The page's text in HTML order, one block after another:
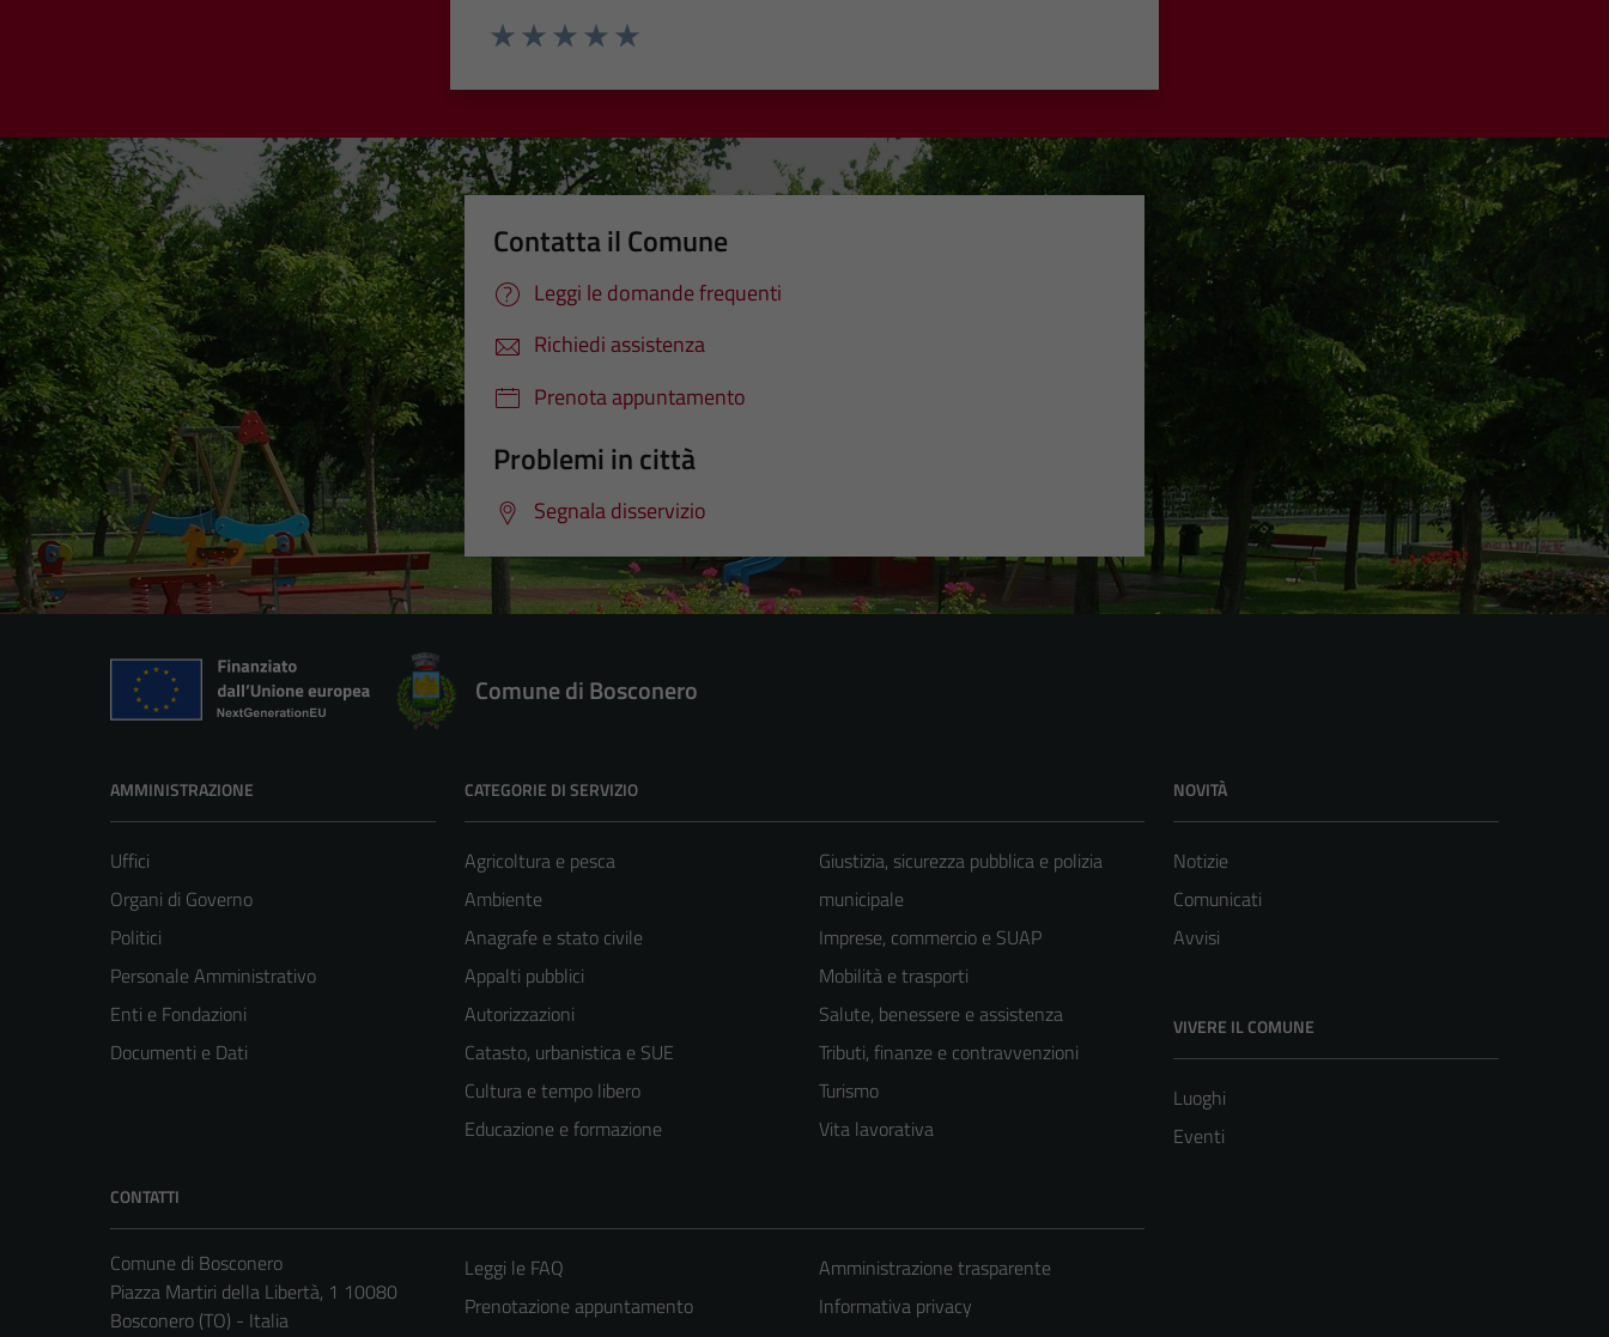
Contatta il Comune
Leggi le domande frequenti
Richiedi assistenza
Prenota appuntamento
Problemi in città
Segnala disservizio
Comune di Bosconero
AMMINISTRAZIONE
Uffici
Organi di Governo
Politici
Personale Amministrativo
Enti e Fondazioni
Documenti e Dati
CATEGORIE DI SERVIZIO
Agricoltura e pesca
Ambiente
Anagrafe e stato civile
Appalti pubblici
Autorizzazioni
Catasto, urbanistica e SUE
Cultura e tempo libero
Educazione e formazione
Giustizia, sicurezza pubblica e polizia
municipale
Imprese, commercio e SUAP
Mobilità e trasporti
Salute, benessere e assistenza
Tributi, finanze e contravvenzioni
Turismo
Vita lavorativa
NOVITÀ
Notizie
Comunicati
Avvisi
VIVERE IL COMUNE
Luoghi
Eventi
CONTATTI
Comune di Bosconero
Piazza Martiri della Libertà, 1 10080
Bosconero (TO) - Italia
Leggi le FAQ
Prenotazione appuntamento
Amministrazione trasparente
Informativa privacy